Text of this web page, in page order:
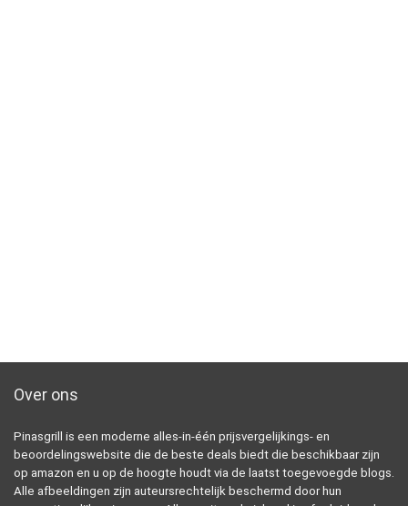
Over ons
Pinasgrill is een moderne alles-in-één prijsvergelijkings- en
beoordelingswebsite die de beste deals biedt die beschikbaar zijn
op amazon en u op de hoogte houdt via de laatst toegevoegde blogs.
Alle afbeeldingen zijn auteursrechtelijk beschermd door hun